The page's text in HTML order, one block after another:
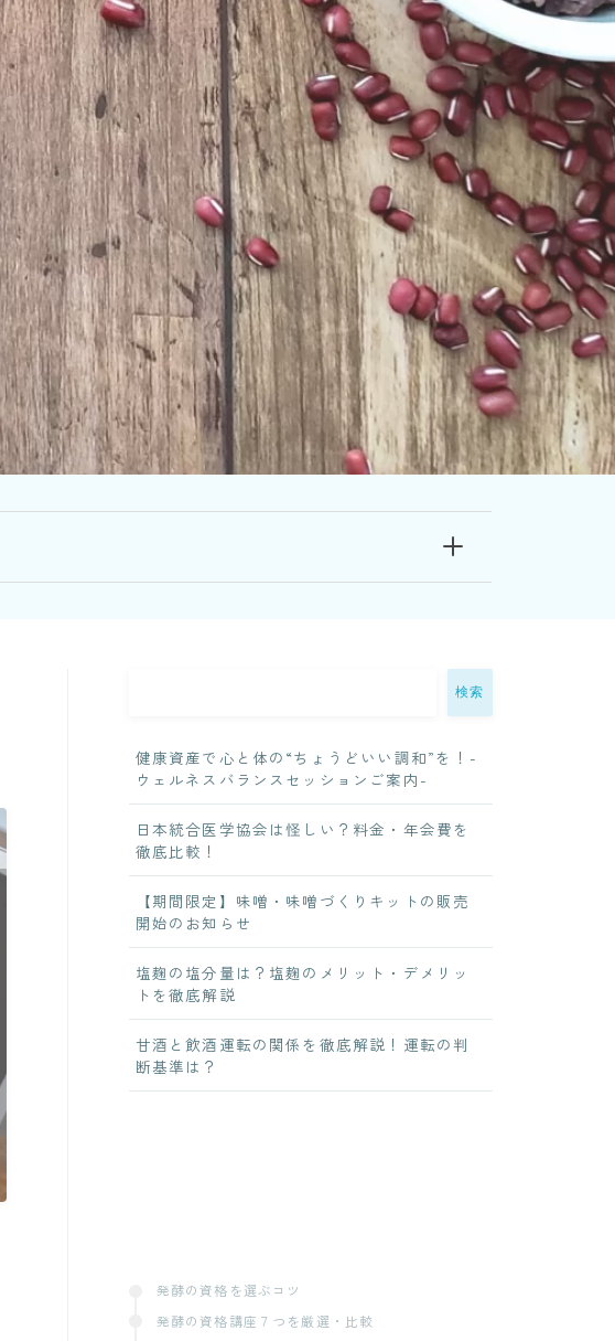
検索
健康資産で心と体の“ちょうどいい調和”を！-
ウェルネスバランスセッションご案内-
日本統合医学協会は怪しい？料金・年会費を
徹底比較！
【期間限定】味噌・味噌づくりキットの販売
開始のお知らせ
塩麹の塩分量は？塩麹のメリット・デメリッ
トを徹底解説
甘酒と飲酒運転の関係を徹底解説！運転の判
断基準は？
発酵の資格を選ぶコツ
発酵の資格講座７つを厳選・比較